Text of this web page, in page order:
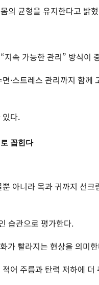
의 균형을 유지한다고 밝
속 가능한 관리” 방식이
·스트레스 관리까지 함께
있다.
꼽힌다
아니라 목과 귀까지 선크
습관으로 평가한다.
가 빨라지는 현상을 의미
어 주름과 탄력 저하에 더